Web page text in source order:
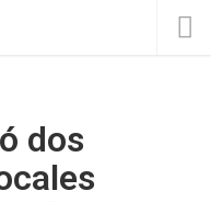
dos